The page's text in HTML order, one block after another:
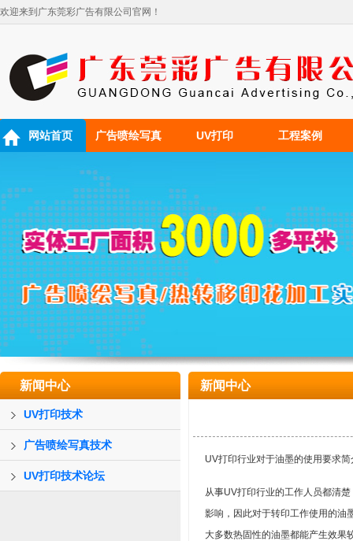
欢迎来到广东莞彩广告有限公司官网！
网站首页 广告喷绘写真 UV打印 工程案例
新闻中心
UV打印技术
广告喷绘写真技术
UV打印技术论坛
新闻中心
UV打印行业对于油墨的使用要求简
从事UV打印行业的工作人员都清
影响，因此对于转印工作使用的油
大多数热固性的油墨都能产生效果